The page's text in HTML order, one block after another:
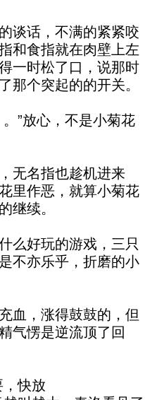
，不满的紧紧咬
和食指就在肉壁上左
一时松了口，说那时
那个突起的的开关。
心，不是小菊花
名指也趁机进来
里作恶，就算小菊花
继续。
玩的游戏，三只
不亦乐乎，折磨的小
涨得鼓鼓的，但
气愣是逆流顶了回
快放